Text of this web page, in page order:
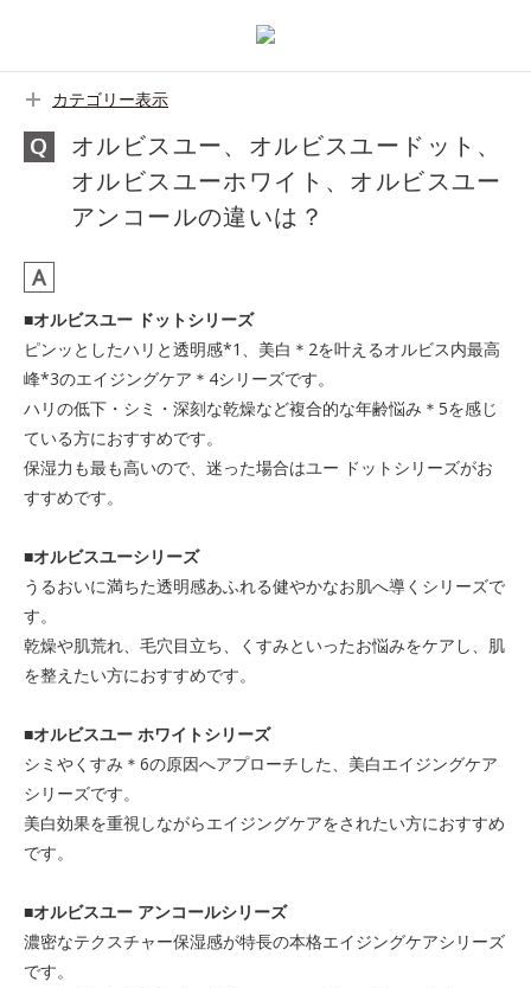
カテゴリー表示
オルビスユー、オルビスユードット、
オルビスユーホワイト、オルビスユー
アンコールの違いは？
■オルビスユー ドットシリーズ
ピンッとしたハリと透明感*1、美白＊2を叶えるオルビス内最高
峰*3のエイジングケア＊4シリーズです。
ハリの低下・シミ・深刻な乾燥など複合的な年齢悩み＊5を感じ
ている方におすすめです。
保湿力も最も高いので、迷った場合はユー ドットシリーズがお
すすめです。
■オルビスユーシリーズ
うるおいに満ちた透明感あふれる健やかなお肌へ導くシリーズで
す。
乾燥や肌荒れ、毛穴目立ち、くすみといったお悩みをケアし、肌
を整えたい方におすすめです。
■オルビスユー ホワイトシリーズ
シミやくすみ＊6の原因へアプローチした、美白エイジングケア
シリーズです。
美白効果を重視しながらエイジングケアをされたい方におすすめ
です。
■オルビスユー アンコールシリーズ
濃密なテクスチャー保湿感が特長の本格エイジングケアシリーズ
です。